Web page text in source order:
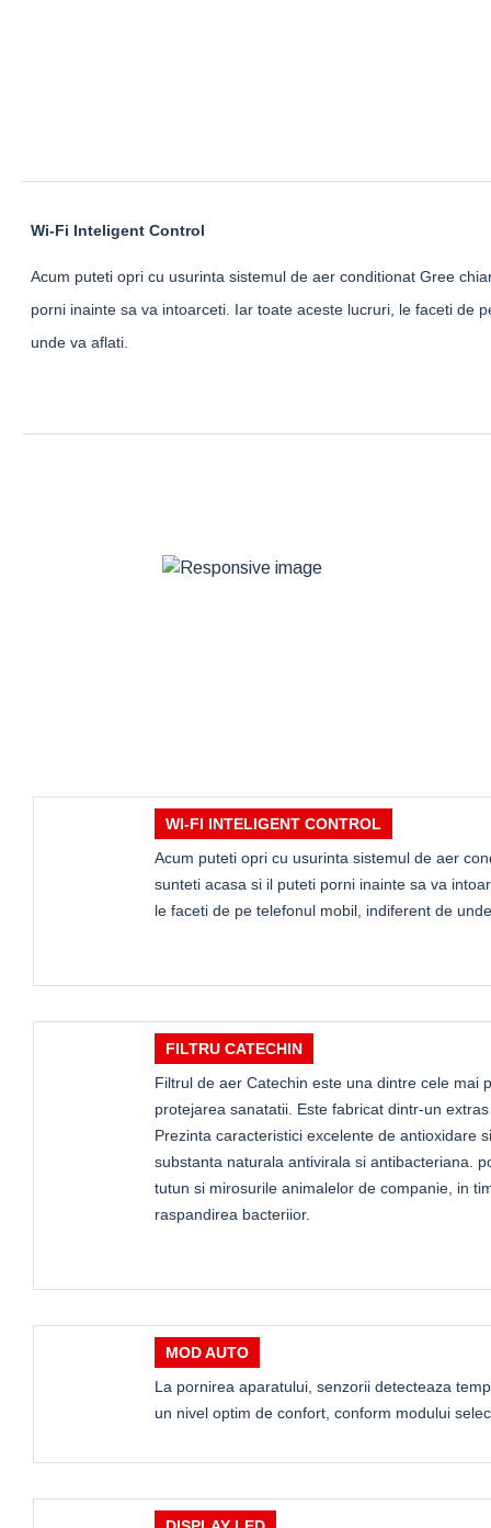
Wi-Fi Inteligent Control
Acum puteti opri cu usurinta sistemul de aer conditionat Gree
porni inainte sa va intoarceti. Iar toate aceste lucruri, le faceti de
unde va aflati.
WI-FI INTELIGENT CONTROL
Acum puteti opri cu usurinta sistemul de aer
sunteti acasa si il puteti porni inainte sa va
le faceti de pe telefonul mobil, indiferent de
FILTRU CATECHIN
Filtrul de aer Catechin este una dintre cele mai
protejarea sanatatii. Este fabricat dintr-un
Prezinta caracteristici excelente de antioxidare
substanta naturala antivirala si antibacteriana.
tutun si mirosurile animalelor de companie, in
raspandirea bacteriior.
MOD AUTO
La pornirea aparatului, senzorii detecteaza
un nivel optim de confort, conform modului